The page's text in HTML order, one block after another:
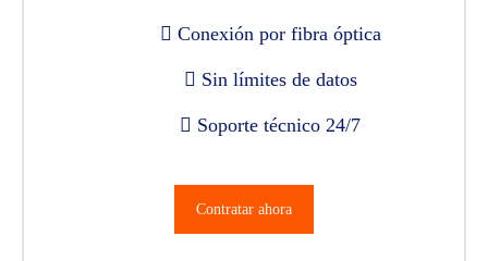
Conexión por fibra óptica
Sin límites de datos
Soporte técnico 24/7
Contratar ahora